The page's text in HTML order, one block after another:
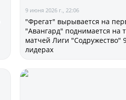
9 июня 2026 г., 22:06
"Фрегат" вырывается на
"Авангард" поднимается на
матчей Лиги "Содружество"
лидерах